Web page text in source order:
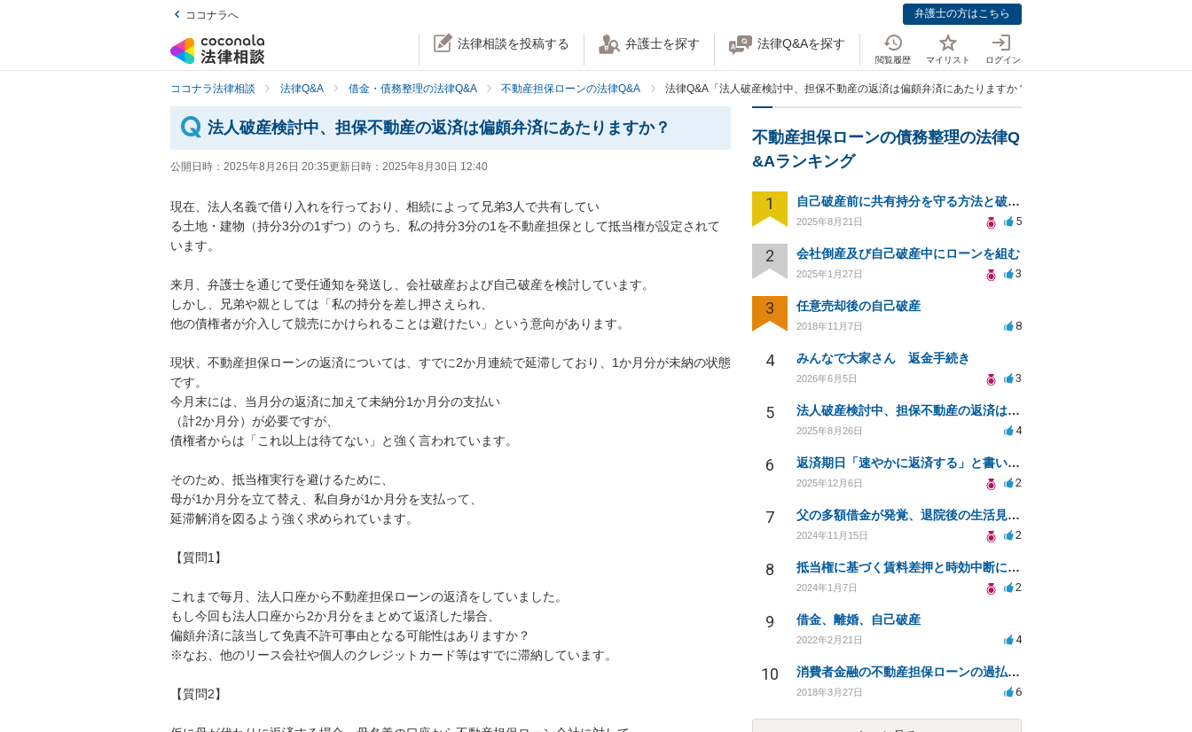
ココナラへ 弁護士の方はこちら
法律相談を投稿する 弁護士を探す 法律Q&Aを探す
閲覧履歴 マイリスト ログイン
ココナラ法律相談 法律Q&A 借金・債務整理の法律Q&A 不動産担保ローンの法律Q&A 法律Q&A「法人破産検討中、担保不動産の返済は偏頗弁済にあたりますか？」
法人破産検討中、担保不動産の返済は偏頗弁済にあたりますか？
公開日時： 2025年8月26日 20:35更新日時： 2025年8月30日 12:40
現在、法人名義で借り入れを行っており、相続によって兄弟3人で共有してい
る土地・建物（持分3分の1ずつ）のうち、私の持分3分の1を不動産担保として抵当権が設定されて
います。
来月、弁護士を通じて受任通知を発送し、会社破産および自己破産を検討しています。
しかし、兄弟や親としては「私の持分を差し押さえられ、
他の債権者が介入して競売にかけられることは避けたい」という意向があります。
現状、不動産担保ローンの返済については、すでに2か月連続で延滞しており、1か月分が未納の状態
です。
今月末には、当月分の返済に加えて未納分1か月分の支払い
（計2か月分）が必要ですが、
債権者からは「これ以上は待てない」と強く言われています。
そのため、抵当権実行を避けるために、
母が1か月分を立て替え、私自身が1か月分を支払って、
延滞解消を図るよう強く求められています。
【質問1】
これまで毎月、法人口座から不動産担保ローンの返済をしていました。
もし今回も法人口座から2か月分をまとめて返済した場合、
偏頗弁済に該当して免責不許可事由となる可能性はありますか？
※なお、他のリース会社や個人のクレジットカード等はすでに滞納しています。
【質問2】
不動産担保ローンの債務整理の法律Q
&Aランキング
1 自己破産前に共有持分を守る方法と破産管財人の対応について
2025年8月21日 5
2 会社倒産及び自己破産中にローンを組む
2025年1月27日 3
3 任意売却後の自己破産
2018年11月7日 8
4 みんなで大家さん 返金手続き
2026年6月5日 3
5 法人破産検討中、担保不動産の返済は偏頗弁済にあたりますか？
2025年8月26日 4
6 返済期日「速やかに返済する」と書いた、自分で作成した借用書はどこまで有効ですか？
2025年12月6日 2
7 父の多額借金が発覚、退院後の生活見直しについて
2024年11月15日 2
8 抵当権に基づく賃料差押と時効中断について
2024年1月7日 2
9 借金、離婚、自己破産
2022年2月21日 4
10 消費者金融の不動産担保ローンの過払いについて
2018年3月27日 6